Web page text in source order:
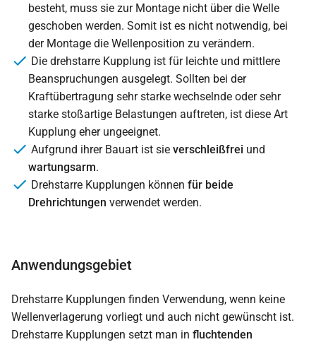
besteht, muss sie zur Montage nicht über die Welle
geschoben werden. Somit ist es nicht notwendig, bei
der Montage die Wellenposition zu verändern.
Die drehstarre Kupplung ist für leichte und mittlere
Beanspruchungen ausgelegt. Sollten bei der
Kraftübertragung sehr starke wechselnde oder sehr
starke stoßartige Belastungen auftreten, ist diese Art
Kupplung eher ungeeignet.
Aufgrund ihrer Bauart ist sie verschleißfrei und
wartungsarm.
Drehstarre Kupplungen können für beide
Drehrichtungen verwendet werden.
Anwendungsgebiet
Drehstarre Kupplungen finden Verwendung, wenn keine
Wellenverlagerung vorliegt und auch nicht gewünscht ist.
Drehstarre Kupplungen setzt man in fluchtenden